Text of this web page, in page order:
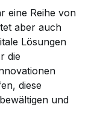
eine Reihe von
aber auch
Lösungen
die
diese
und